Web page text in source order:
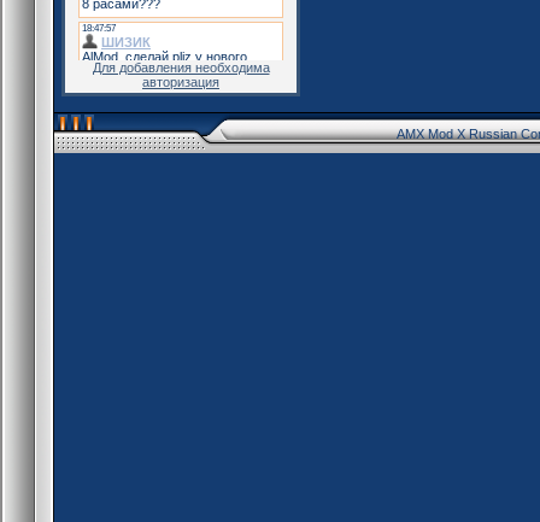
Для добавления необходима
авторизация
AMX Mod X Russian